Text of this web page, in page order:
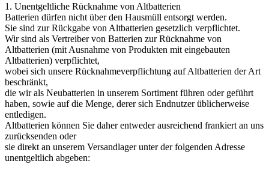
1. Unentgeltliche Rücknahme von Altbatterien
Batterien dürfen nicht über den Hausmüll entsorgt werden.
Sie sind zur Rückgabe von Altbatterien gesetzlich verpflichtet.
Wir sind als Vertreiber von Batterien zur Rücknahme von
Altbatterien (mit Ausnahme von Produkten mit eingebauten
Altbatterien) verpflichtet,
wobei sich unsere Rücknahmeverpflichtung auf Altbatterien der Art
beschränkt,
die wir als Neubatterien in unserem Sortiment führen oder geführt
haben, sowie auf die Menge, derer sich Endnutzer üblicherweise
entledigen.
Altbatterien können Sie daher entweder ausreichend frankiert an uns
zurücksenden oder
sie direkt an unserem Versandlager unter der folgenden Adresse
unentgeltlich abgeben: